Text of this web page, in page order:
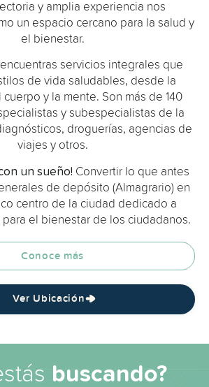
y amplia experiencia nos
un espacio cercano para la salud y
el bienestar.
servicios integrales que
de vida saludables, desde la
y la mente. Son más de 140
y subespecialistas de la
droguerías, agencias de
viajes y otros.
un sueño! Convertir lo que antes
de depósito (Almagrario) en
centro de la ciudad dedicado a
el bienestar de los ciudadanos.
Conoce más
Ver Ubicación
buscando?